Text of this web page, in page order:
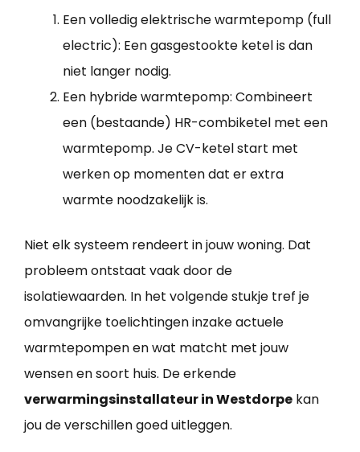
Een volledig elektrische warmtepomp (full
electric): Een gasgestookte ketel is dan
niet langer nodig.
Een hybride warmtepomp: Combineert
een (bestaande) HR-combiketel met een
warmtepomp. Je CV-ketel start met
werken op momenten dat er extra
warmte noodzakelijk is.
Niet elk systeem rendeert in jouw woning. Dat
probleem ontstaat vaak door de
isolatiewaarden. In het volgende stukje tref je
omvangrijke toelichtingen inzake actuele
warmtepompen en wat matcht met jouw
wensen en soort huis. De erkende
verwarmingsinstallateur in Westdorpe kan
jou de verschillen goed uitleggen.